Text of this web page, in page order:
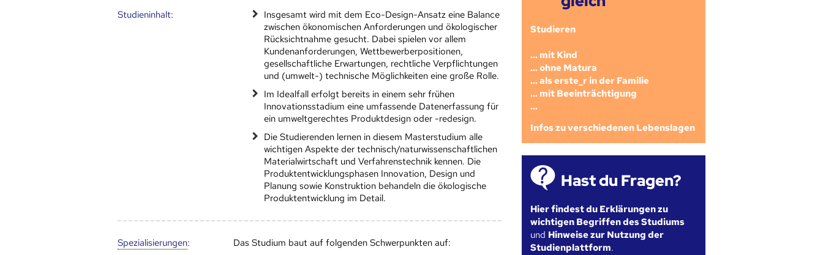
Studien­inhalt:
Insgesamt wird mit dem Eco-Design-Ansatz eine Balance
zwischen ökonomischen Anforderungen und ökologischer
Rücksichtnahme gesucht. Dabei spielen vor allem
Kundenanforderungen, Wettbewerberpositionen,
gesellschaftliche Erwartungen, rechtliche Verpflichtungen
und (umwelt-) technische Möglichkeiten eine große Rolle.
Im Idealfall erfolgt bereits in einem sehr frühen
Innovationsstadium eine umfassende Datenerfassung für
ein umweltgerechtes Produktdesign oder -redesign.
Die Studierenden lernen in diesem Masterstudium alle
wichtigen Aspekte der technisch/naturwissenschaftlichen
Materialwirtschaft und Verfahrenstechnik kennen. Die
Produktentwicklungsphasen Innovation, Design und
Planung sowie Konstruktion behandeln die ökologische
Produktentwicklung im Detail.
Speziali­sierungen:
Das Studium baut auf folgenden Schwerpunkten auf:
Studieren
... mit Kind
... ohne Matura
... als erste_r in der Familie
... mit Beeinträchtigung
...
Infos zu verschiedenen Lebenslagen
Hast du Fragen?
Hier findest du Erklärungen zu
wichtigen Begriffen des Studiums
und Hinweise zur Nutzung der
Studienplattform.